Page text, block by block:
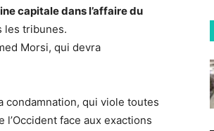
capitale dans l’affaire du
les tribunes.
Morsi, qui devra
condamnation, qui viole toutes
l’Occident face aux exactions